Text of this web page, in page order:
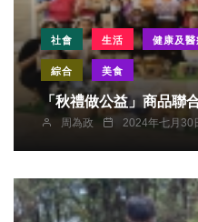
社會 生活 健康及醫
綜合 美食
「秋禮做公益」商品聯
周為政 2024年七月30